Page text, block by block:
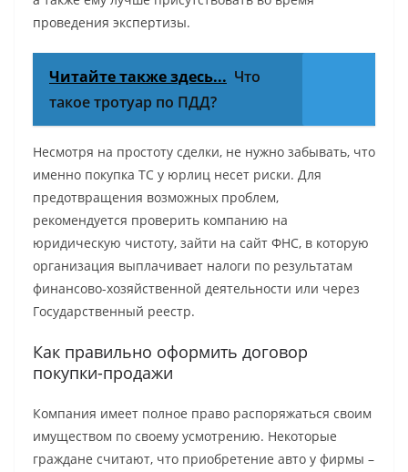
проведения экспертизы.
Читайте также здесь... Что
такое тротуар по ПДД?
Несмотря на простоту сделки, не нужно забывать, что
именно покупка ТС у юрлиц несет риски. Для
предотвращения возможных проблем,
рекомендуется проверить компанию на
юридическую чистоту, зайти на сайт ФНС, в которую
организация выплачивает налоги по результатам
финансово-хозяйственной деятельности или через
Государственный реестр.
Как правильно оформить договор
покупки-продажи
Компания имеет полное право распоряжаться своим
имуществом по своему усмотрению. Некоторые
граждане считают, что приобретение авто у фирмы –